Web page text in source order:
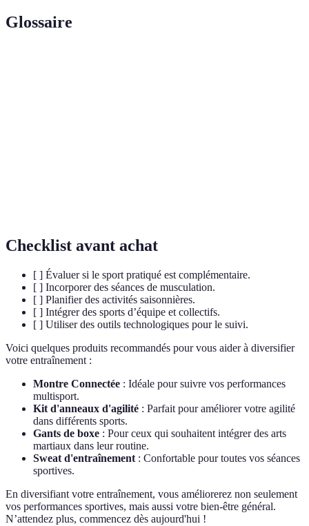
Glossaire
Checklist avant achat
[ ] Évaluer si le sport pratiqué est complémentaire.
[ ] Incorporer des séances de musculation.
[ ] Planifier des activités saisonnières.
[ ] Intégrer des sports d’équipe et collectifs.
[ ] Utiliser des outils technologiques pour le suivi.
Voici quelques produits recommandés pour vous aider à diversifier
votre entraînement :
Montre Connectée : Idéale pour suivre vos performances
multisport.
Kit d'anneaux d'agilité : Parfait pour améliorer votre agilité
dans différents sports.
Gants de boxe : Pour ceux qui souhaitent intégrer des arts
martiaux dans leur routine.
Sweat d'entraînement : Confortable pour toutes vos séances
sportives.
En diversifiant votre entraînement, vous améliorerez non seulement
vos performances sportives, mais aussi votre bien-être général.
N’attendez plus, commencez dès aujourd'hui !